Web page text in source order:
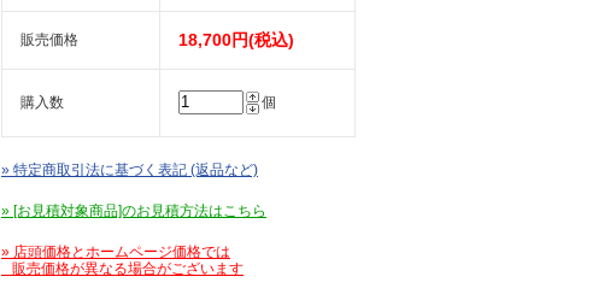
販売価格 18,700円(税込)
購入数 個
» 特定商取引法に基づく表記 (返品など)
» [お見積対象商品]のお見積方法はこちら
» 店頭価格とホームページ価格では
販売価格が異なる場合がございます